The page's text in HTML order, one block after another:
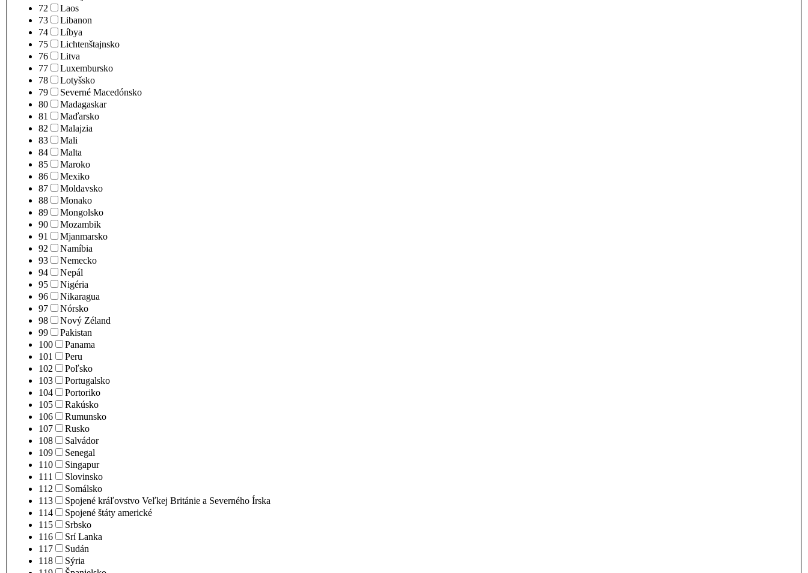
72
Laos
73
Libanon
74
Líbya
75
Lichtenštajnsko
76
Litva
77
Luxembursko
78
Lotyšsko
79
Severné Macedónsko
80
Madagaskar
81
Maďarsko
82
Malajzia
83
Mali
84
Malta
85
Maroko
86
Mexiko
87
Moldavsko
88
Monako
89
Mongolsko
90
Mozambik
91
Mjanmarsko
92
Namíbia
93
Nemecko
94
Nepál
95
Nigéria
96
Nikaragua
97
Nórsko
98
Nový Zéland
99
Pakistan
100
Panama
101
Peru
102
Poľsko
103
Portugalsko
104
Portoriko
105
Rakúsko
106
Rumunsko
107
Rusko
108
Salvádor
109
Senegal
110
Singapur
111
Slovinsko
112
Somálsko
113
Spojené kráľovstvo Veľkej Británie a Severného Írska
114
Spojené štáty americké
115
Srbsko
116
Srí Lanka
117
Sudán
118
Sýria